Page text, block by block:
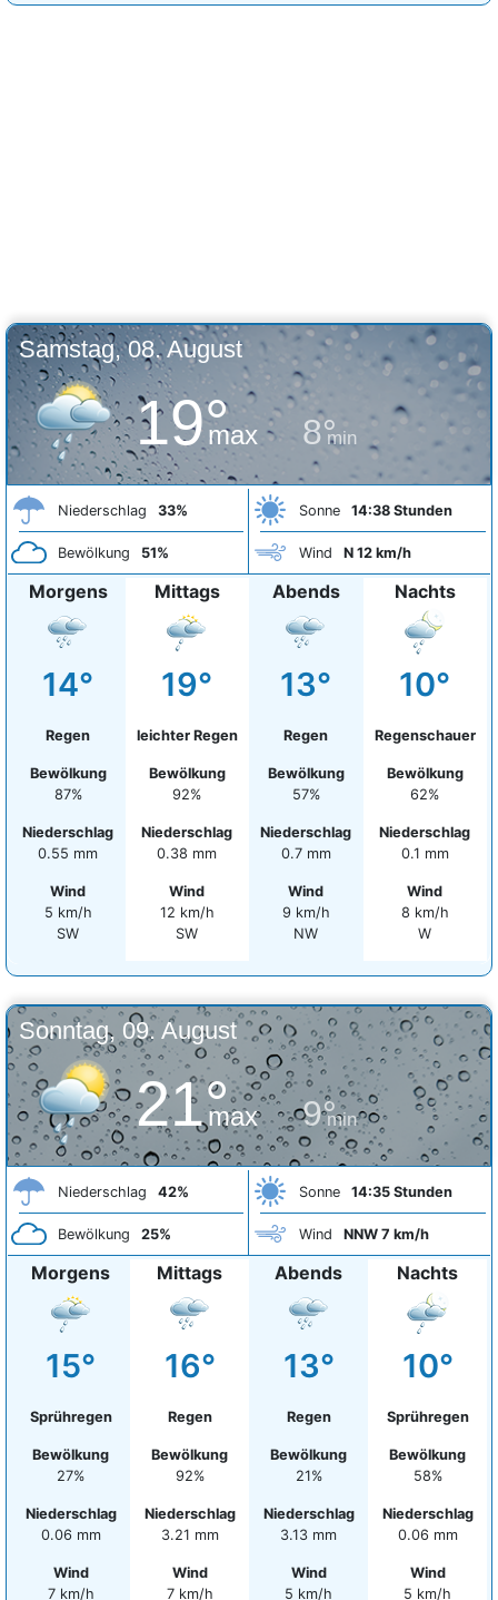
Samstag, 08. August
19°
max 8°
min
Niederschlag 33%
Bewölkung 51%
Sonne 14:38 Stunden
Wind N 12 km/h
Morgens
14°
Regen
Bewölkung
87%
Niederschlag
0.55 mm
Wind
5 km/h
SW
Mittags
19°
leichter Regen
Bewölkung
92%
Niederschlag
0.38 mm
Wind
12 km/h
SW
Abends
13°
Regen
Bewölkung
57%
Niederschlag
0.7 mm
Wind
9 km/h
NW
Nachts
10°
Regenschauer
Bewölkung
62%
Niederschlag
0.1 mm
Wind
8 km/h
W
Sonntag, 09. August
21°
max 9°
min
Niederschlag 42%
Bewölkung 25%
Sonne 14:35 Stunden
Wind NNW 7 km/h
Morgens
15°
Sprühregen
Bewölkung
27%
Niederschlag
0.06 mm
Wind
7 km/h
Mittags
16°
Regen
Bewölkung
92%
Niederschlag
3.21 mm
Wind
7 km/h
Abends
13°
Regen
Bewölkung
21%
Niederschlag
3.13 mm
Wind
5 km/h
Nachts
10°
Sprühregen
Bewölkung
58%
Niederschlag
0.06 mm
Wind
5 km/h